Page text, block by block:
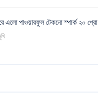
এলো পাওয়ারফুল টেকনো স্পার্ক ২০ প্রো